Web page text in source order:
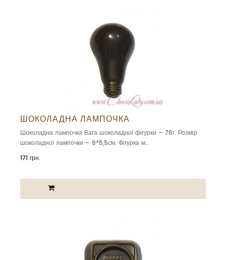
ШОКОЛАДНА ЛАМПОЧКА
Шоколадна лампочка Вага шоколадної фігурки – 76г. Розмір
шоколадної лампочки – 9*5,5см. Фігурка м..
171 грн.